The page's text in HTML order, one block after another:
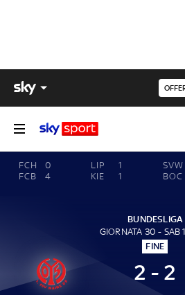
FCH
0
FCB
4
LIP
1
KIE
1
SVW
BOC
BUNDESLIGA
GIORNATA 30 - SAB
FINE
2 - 2